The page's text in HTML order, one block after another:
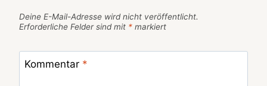
Deine E-Mail-Adresse wird nicht veröffentlicht.
Erforderliche Felder sind mit * markiert
Kommentar *